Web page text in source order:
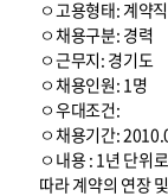
ㅇ고용형태: 계약직
ㅇ채용구분: 경력
ㅇ근무지: 경기도
ㅇ채용인원: 1명
ㅇ우대조건:
ㅇ채용기간:
ㅇ내용 : 1년 단위
따라 계약의 연장